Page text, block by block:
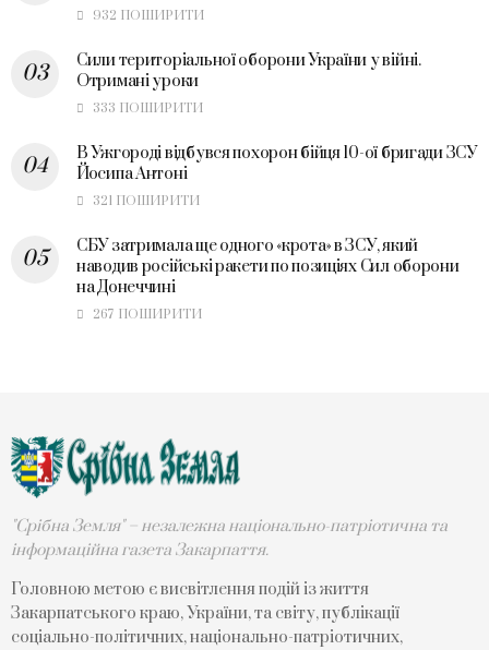
932 ПОШИРИТИ
Сили територіальної оборони України у війні.
Отримані уроки
333 ПОШИРИТИ
В Ужгороді відбувся похорон бійця 10-ої бригади ЗСУ
Йосипа Антоні
321 ПОШИРИТИ
СБУ затримала ще одного «крота» в ЗСУ, який
наводив російські ракети по позиціях Сил оборони
на Донеччині
267 ПОШИРИТИ
"Срібна Земля" – незалежна національно-патріотична та
інформаційна газета Закарпаття.
Головною метою є висвітлення подій із життя
Закарпатського краю, України, та світу, публікації
соціально-політичних, національно-патріотичних,